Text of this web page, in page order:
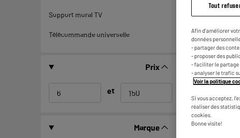
Support mural TV
Télécommande universelle
Prix
et
Marque
Tout
Afin d'améliorer
données
- partager des
- proposer des
- faciliter le partage
- analyser le trafic
Voir la politique
Si vous acceptez,
réaliser des
cookies.
Bonne visite!